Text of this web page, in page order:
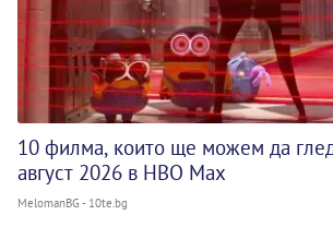
10 филма, които ще можем да
август 2026 в HBO Max
MelomanBG - 10te.bg